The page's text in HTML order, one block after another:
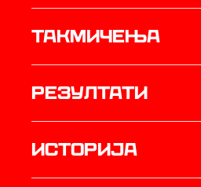
Такмичења
резултати
историја